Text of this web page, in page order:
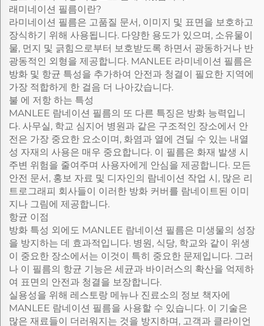
래미네이션 필름이란?
라미네이션 필름은 고품질 문서, 이미지 및 표면을 보호하고
장식하기 위해 사용됩니다. 다양한 용도가 있으며, 소유물이
물, 먼지 및 긁힘으로부터 보호받도록 하면서 광동하거나 반
광동적인 외형을 제공합니다. MANLEE 라미네이션 필름은
방화 및 항균 특성을 추가하여 안전과 청결이 필요한 지역에
가장 적합하게 한 걸음 더 나아갔습니다.
불 에 저항 하는 특성
MANLEE 람네이션 필름의 또 다른 특징은 방화 능력입니
다. 사무실, 학교 심지어 병원과 같은 구조적인 장소에서 안
전은 가장 중요한 요소이며, 화염과 열에 견딜 수 있는 내열
성 자재의 사용은 매우 중요합니다. 이 필름은 화재 발생 시
주변 위험을 줄여주며 사용자에게 안심을 제공합니다. 모든
안전 문서, 홍보 자료 및 디자인의 람네이션 작업 시, 많은 리
트로그래피 회사들이 이러한 방화 커버를 람네이트된 이미
지나 그림에 제공합니다.
항균 이점
방화 특성 외에도 MANLEE 람네이션 필름은 미생물의 성장
을 방지하는 데 효과적입니다. 병원, 식당, 학교와 같이 위생
이 중요한 장소에서는 이것이 특히 중요한 문제입니다. 그러
나 이 필름의 항균 기능은 세균과 바이러스의 확산을 억제하
여 표면의 안전과 청결을 보장합니다.
실용성을 위해 레스토랑 메뉴나 진료소의 정보 책자에
MANLEE 람네이션 필름을 사용할 수 있습니다. 이 기술은
많은 재료들이 더러워지는 것을 방지하며, 고객과 클라이언